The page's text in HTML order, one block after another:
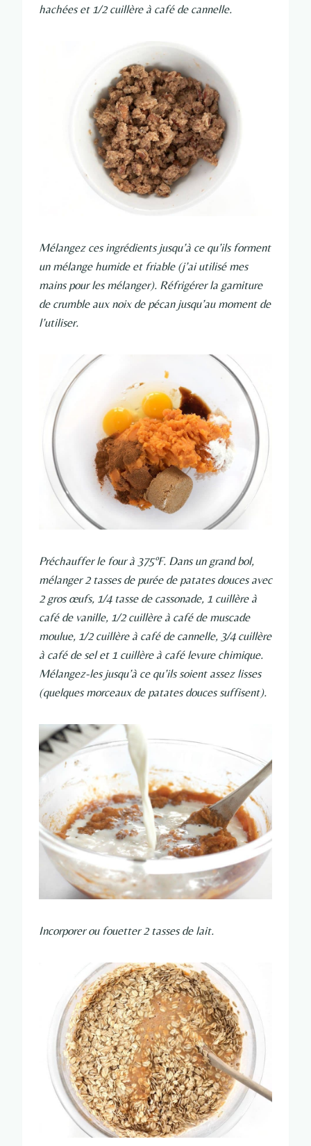
hachées et 1/2 cuillère à café de cannelle.
Mélangez ces ingrédients jusqu’à ce qu’ils forment
un mélange humide et friable (j’ai utilisé mes
mains pour les mélanger). Réfrigérer la garniture
de crumble aux noix de pécan jusqu’au moment de
l’utiliser.
Préchauffer le four à 375ºF. Dans un grand bol,
mélanger 2 tasses de purée de patates douces avec
2 gros œufs, 1/4 tasse de cassonade, 1 cuillère à
café de vanille, 1/2 cuillère à café de muscade
moulue, 1/2 cuillère à café de cannelle, 3/4 cuillère
à café de sel et 1 cuillère à café levure chimique.
Mélangez-les jusqu’à ce qu’ils soient assez lisses
(quelques morceaux de patates douces suffisent).
Incorporer ou fouetter 2 tasses de lait.